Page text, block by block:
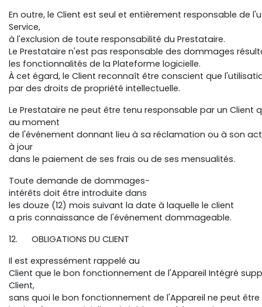
En outre, le Client est seul et entièrement responsable de
Service,
à l'exclusion de toute responsabilité du Prestataire.
Le Prestataire n'est pas responsable des dommages
les fonctionnalités de la Plateforme logicielle.
À cet égard, le Client reconnaît être conscient que
par des droits de propriété intellectuelle.
Le Prestataire ne peut être tenu responsable par un Client
au moment
de l'événement donnant lieu à sa réclamation ou à son
à jour
dans le paiement de ses frais ou de ses mensualités.
Toute demande de dommages-
intérêts doit être introduite dans
les douze (12) mois suivant la date à laquelle le client
a pris connaissance de l'événement dommageable.
12. OBLIGATIONS DU CLIENT
Il est expressément rappelé au
Client que le bon fonctionnement de l'Appareil Intégré
Client,
sans quoi le bon fonctionnement de l'Appareil ne peut